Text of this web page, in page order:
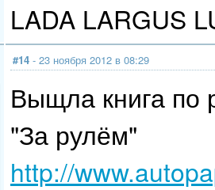
LADA LARGUS
#14 - 23 ноября 2012 в 08:29
Выщла книга по
"За рулём"
http://